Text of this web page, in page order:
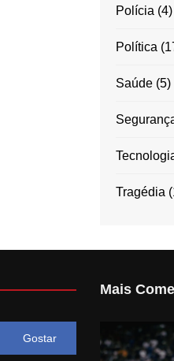
Polícia (4)
Política
Saúde (5)
Tragédia
Gostar
Mais